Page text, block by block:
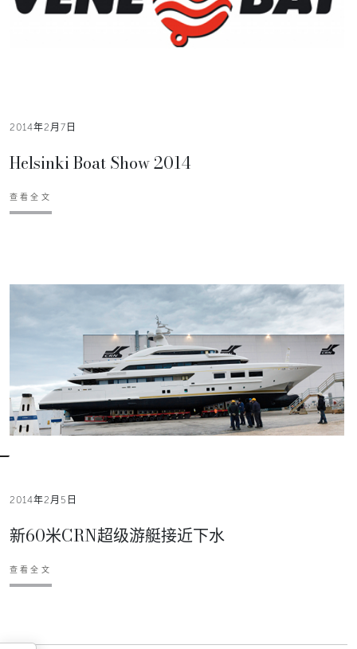
2014年2月7日
Helsinki Boat Show 2014
查看全文
2014年2月5日
新60米CRN超级游艇接近下水
查看全文